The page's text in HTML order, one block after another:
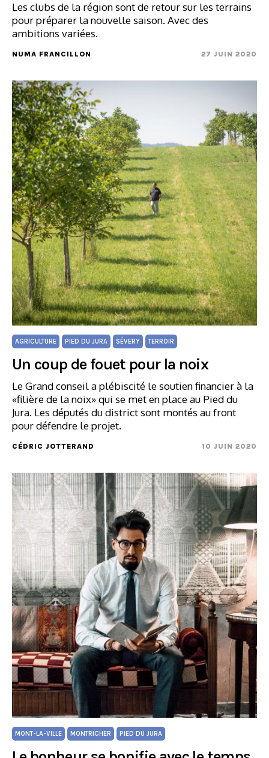
Les clubs de la région sont de retour sur les terrains
pour préparer la nouvelle saison. Avec des
ambitions variées.
NUMA FRANCILLON 27 JUIN 2020
AGRICULTURE PIED DU JURA SÉVERY TERROIR
Un coup de fouet pour la noix
Le Grand conseil a plébiscité le soutien financier à la
«filière de la noix» qui se met en place au Pied du
Jura. Les députés du district sont montés au front
pour défendre le projet.
CÉDRIC JOTTERAND 10 JUIN 2020
MONT-LA-VILLE MONTRICHER PIED DU JURA